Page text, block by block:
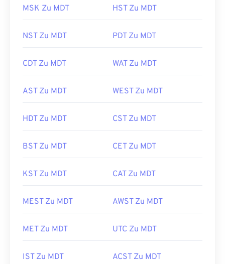
MSK Zu MDT HST Zu MDT
NST Zu MDT PDT Zu MDT
CDT Zu MDT WAT Zu MDT
AST Zu MDT WEST Zu MDT
HDT Zu MDT CST Zu MDT
BST Zu MDT CET Zu MDT
KST Zu MDT CAT Zu MDT
MEST Zu MDT AWST Zu MDT
MET Zu MDT UTC Zu MDT
IST Zu MDT ACST Zu MDT